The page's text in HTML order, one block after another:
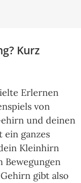
Kurz
Erlernen
von
und deinen
ganzes
Kleinhirn
Bewegungen
gibt also